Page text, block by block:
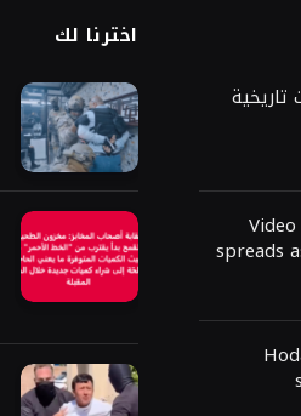
spreads
اخترنا لك